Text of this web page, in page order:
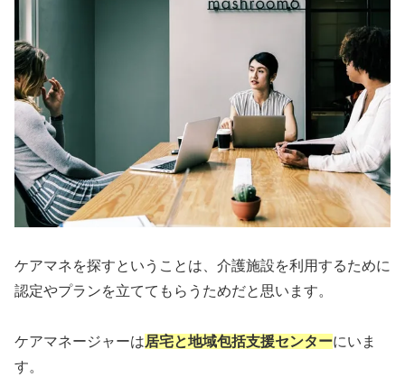
ケアマネを探すということは、介護施設を利用するために
認定やプランを立ててもらうためだと思います。
ケアマネージャーは居宅と地域包括支援センターにいま
す。